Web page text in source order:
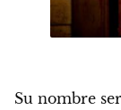
Su nombre